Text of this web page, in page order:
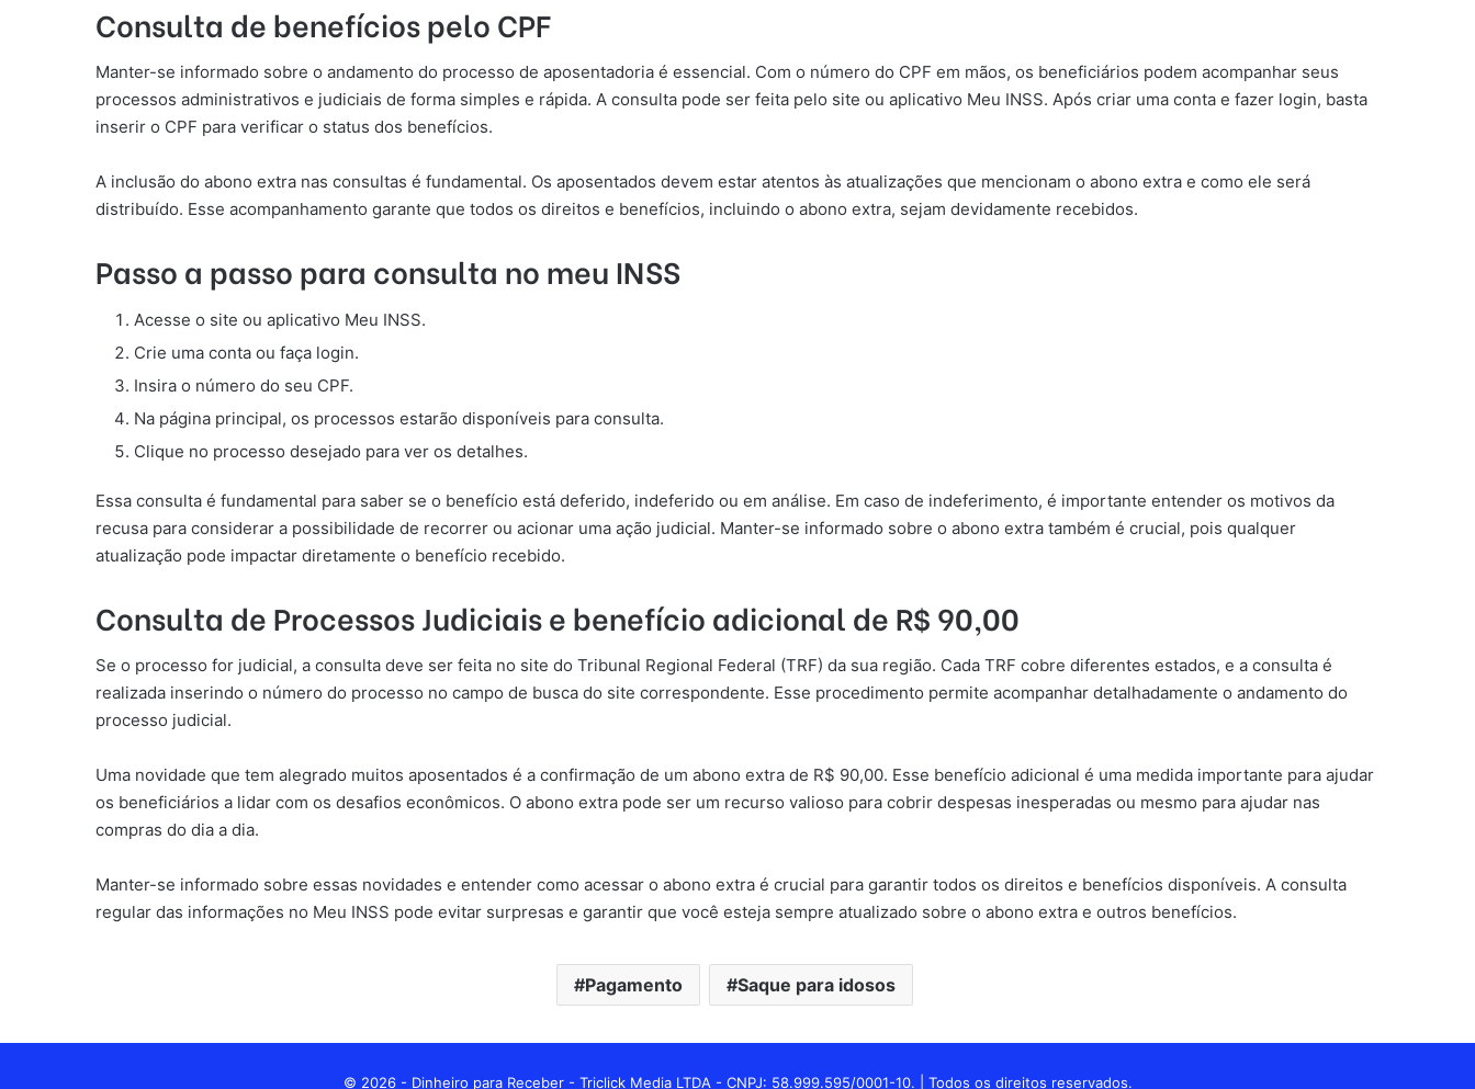
Consulta de benefícios pelo CPF
Manter-se informado sobre o andamento do processo de aposentadoria é essencial. Com o número do CPF em mãos, os beneficiários podem acompanhar seus
processos administrativos e judiciais de forma simples e rápida. A consulta pode ser feita pelo site ou aplicativo Meu INSS. Após criar uma conta e fazer login, basta
inserir o CPF para verificar o status dos benefícios.
A inclusão do abono extra nas consultas é fundamental. Os aposentados devem estar atentos às atualizações que mencionam o abono extra e como ele será
distribuído. Esse acompanhamento garante que todos os direitos e benefícios, incluindo o abono extra, sejam devidamente recebidos.
Passo a passo para consulta no meu INSS
Acesse o site ou aplicativo Meu INSS.
Crie uma conta ou faça login.
Insira o número do seu CPF.
Na página principal, os processos estarão disponíveis para consulta.
Clique no processo desejado para ver os detalhes.
Essa consulta é fundamental para saber se o benefício está deferido, indeferido ou em análise. Em caso de indeferimento, é importante entender os motivos da
recusa para considerar a possibilidade de recorrer ou acionar uma ação judicial. Manter-se informado sobre o abono extra também é crucial, pois qualquer
atualização pode impactar diretamente o benefício recebido.
Consulta de Processos Judiciaise benefício adicional de R$ 90,00
Se o processo for judicial, a consulta deve ser feita no site do Tribunal Regional Federal (TRF) da sua região. Cada TRF cobre diferentes estados, e a consulta é
realizada inserindo o número do processo no campo de busca do site correspondente. Esse procedimento permite acompanhar detalhadamente o andamento do
processo judicial.
Uma novidade que tem alegrado muitos aposentados é a confirmação de um abono extra de R$ 90,00. Esse benefício adicional é uma medida importante para ajudar
os beneficiários a lidar com os desafios econômicos. O abono extra pode ser um recurso valioso para cobrir despesas inesperadas ou mesmo para ajudar nas
compras do dia a dia.
Manter-se informado sobre essas novidades e entender como acessar o abono extra é crucial para garantir todos os direitos e benefícios disponíveis. A consulta
regular das informações no Meu INSS pode evitar surpresas e garantir que você esteja sempre atualizado sobre o abono extra e outros benefícios.
Pagamento Saque para idosos
© 2026 - Dinheiro para Receber - Triclick Media LTDA - CNPJ: 58.999.595/0001-10. | Todos os direitos reservados.